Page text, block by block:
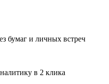
бумаг и личных встреч
в 2 клика